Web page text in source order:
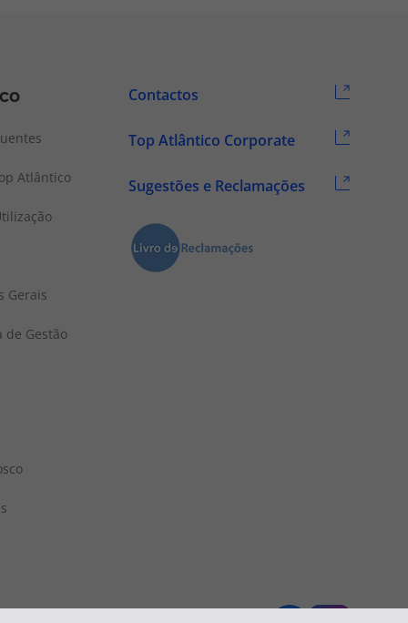
Atlântico
Gerais
de Gestão
Contactos
Top Atlântico Corporate
Sugestões e Reclamações